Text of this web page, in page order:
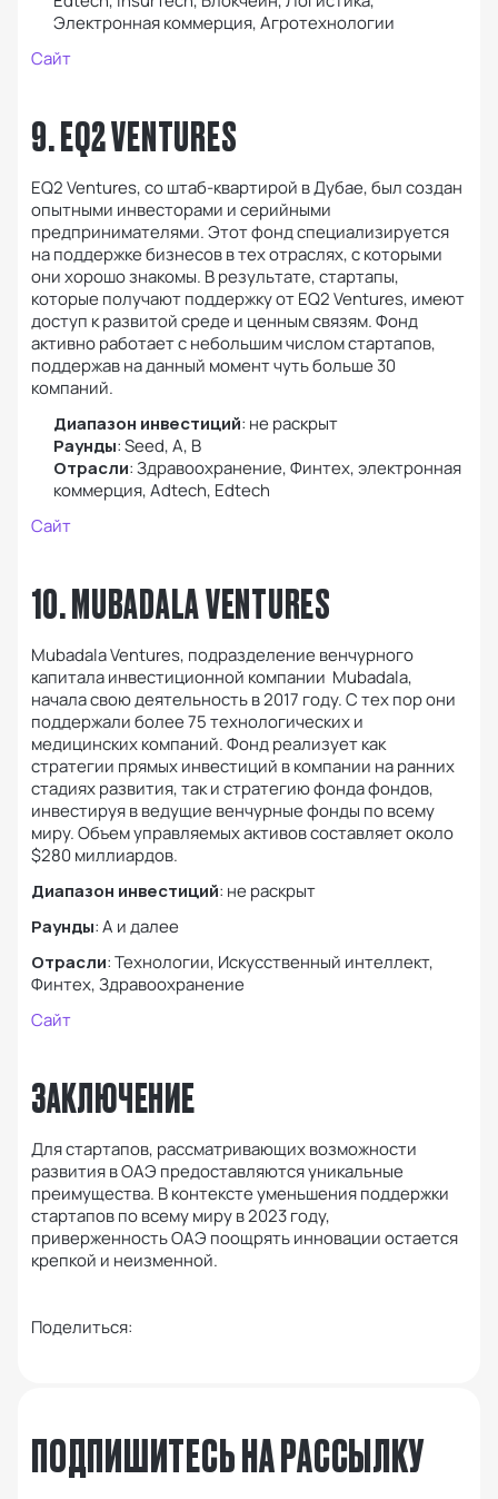
Электронная коммерция, Агротехнологии
Сайт
9. EQ2 VENTURES
EQ2 Ventures, со штаб-квартирой в Дубае, был создан
опытными инвесторами и серийными
предпринимателями. Этот фонд специализируется
на поддержке бизнесов в тех отраслях, с которыми
они хорошо знакомы. В результате, стартапы,
которые получают поддержку от EQ2 Ventures, имеют
доступ к развитой среде и ценным связям. Фонд
активно работает с небольшим числом стартапов,
поддержав на данный момент чуть больше 30
компаний.
Диапазон инвестиций: не раскрыт
Раунды: Seed, А, B
Отрасли: Здравоохранение, Финтех, электронная
коммерция, Adtech, Edtech
Cайт
10. MUBADALA VENTURES
Mubadala Ventures, подразделение венчурного
капитала инвестиционной компании Mubadala,
начала свою деятельность в 2017 году. С тех пор они
поддержали более 75 технологических и
медицинских компаний. Фонд реализует как
стратегии прямых инвестиций в компании на ранних
стадиях развития, так и стратегию фонда фондов,
инвестируя в ведущие венчурные фонды по всему
миру. Объем управляемых активов составляет около
$280 миллиардов.
Диапазон инвестиций: не раскрыт
Раунды: A и далее
Отрасли: Технологии, Искусственный интеллект,
Финтех, Здравоохранение
Сайт
ЗАКЛЮЧЕНИЕ
Для стартапов, рассматривающих возможности
развития в ОАЭ предоставляются уникальные
преимущества. В контексте уменьшения поддержки
стартапов по всему миру в 2023 году,
приверженность ОАЭ поощрять инновации остается
крепкой и неизменной.
Поделиться:
ПОДПИШИТЕСЬ НА РАССЫЛКУ